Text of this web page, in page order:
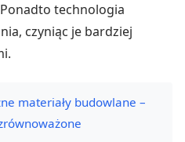
technologia
czyniąc je bardziej
materiały budowlane –